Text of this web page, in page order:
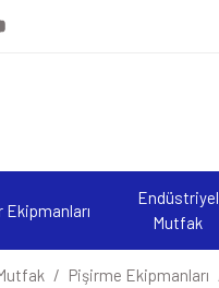
Ekipmanları
Endüstriyel
Mutfak
Pişirme Ekipmanları